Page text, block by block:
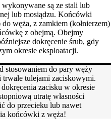
są ze stali lub
lub mosiądzu. Końcówki
węża, z zamkiem (kołnierzem)
z obejmą. Obejmy
dokręcenie śrub, gdy
okresie eksploatacji.
stosowaniem do pary węży
tulejami zaciskowymi.
zacisku w okresie
utratę własności
do przecieku lub nawet
końcówki z węża!